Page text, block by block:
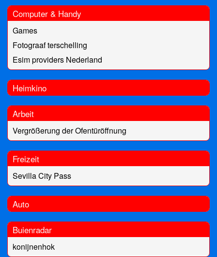
Computer & Handy
Games
Fotograaf terschelling
Esim providers Nederland
Heimkino
Arbeit
Vergrößerung der Ofentüröffnung
Freizeit
Sevilla City Pass
Auto
Buienradar
konijnenhok